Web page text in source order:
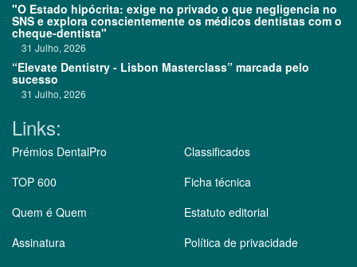
"O Estado hipócrita: exige no privado o que negligencia no
SNS e explora conscientemente os médicos dentistas com o
cheque-dentista"
31 Julho, 2026
“Elevate Dentistry - Lisbon Masterclass” marcada pelo
sucesso
31 Julho, 2026
Links:
Prémios DentalPro
TOP 600
Quem é Quem
Assinatura
Classificados
Ficha técnica
Estatuto editorial
Política de privacidade